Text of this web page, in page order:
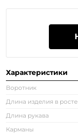
Характеристики
Воротник
Длина изделия в росте
Длина рукава
Карманы